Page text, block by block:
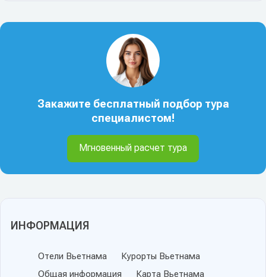
ИНФОРМАЦИЯ
Отели Вьетнама
Курорты Вьетнама
Общая информация
Карта Вьетнама
Закажите бесплатный подбор тура
специалистом!
Мгновенный расчет тура